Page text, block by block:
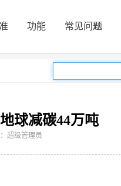
功能 常见问题
球减碳44万吨
超级管理员